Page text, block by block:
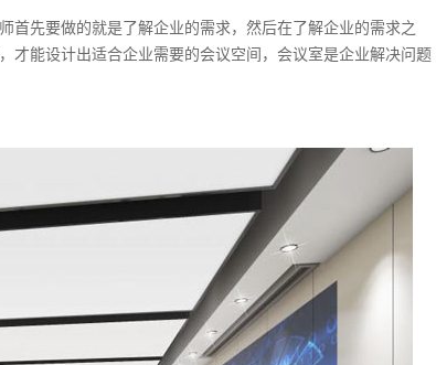
先要做的就是了解企业的需求，然后在了解企业的需求之
才能设计出适合企业需要的会议空间，会议室是企业解决问题